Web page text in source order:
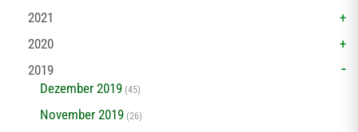
2021
2020
2019
Dezember 2019 (45)
November 2019 (26)